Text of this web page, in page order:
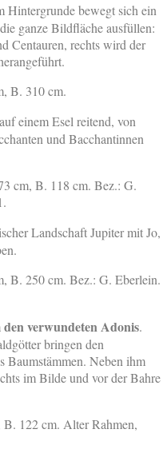
Hintergrunde bewegt sich ein
ganze Bildfläche ausfüllen:
Centauren, rechts wird der
B. 310 cm.
einem Esel reitend, von
und Bacchantinnen
cm, B. 118 cm. Bez.: G.
Landschaft Jupiter mit Jo,
B. 250 cm. Bez.: G. Eberlein.
verwundeten Adonis.
bringen den
Baumstämmen. Neben ihm
im Bilde und vor der Bahre
122 cm. Alter Rahmen,